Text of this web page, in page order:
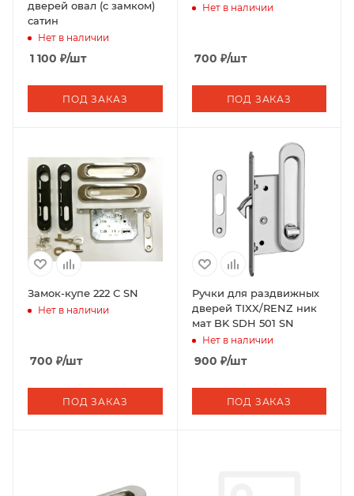
дверей овал (с замком)
сатин
Нет в наличии
1 100 ₽/шт
ПОД ЗАКАЗ
Нет в наличии
700 ₽/шт
ПОД ЗАКАЗ
Замок-купе 222 С SN
Нет в наличии
700 ₽/шт
ПОД ЗАКАЗ
Ручки для раздвижных
дверей TIXX/RENZ ник
мат BK SDH 501 SN
Нет в наличии
900 ₽/шт
ПОД ЗАКАЗ